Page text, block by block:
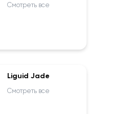
Смотреть все
Liguid Jade
Смотреть все